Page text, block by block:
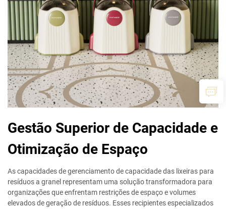
Gestão Superior de Capacidade e
Otimização de Espaço
As capacidades de gerenciamento de capacidade das lixeiras para
resíduos a granel representam uma solução transformadora para
organizações que enfrentam restrições de espaço e volumes
elevados de geração de resíduos. Esses recipientes especializados